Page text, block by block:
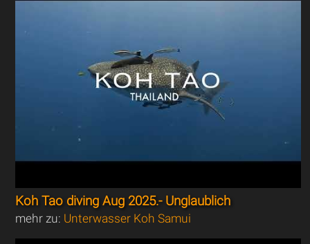
Koh Tao diving Aug 2025.- Unglaublich
mehr zu: Unterwasser Koh Samui